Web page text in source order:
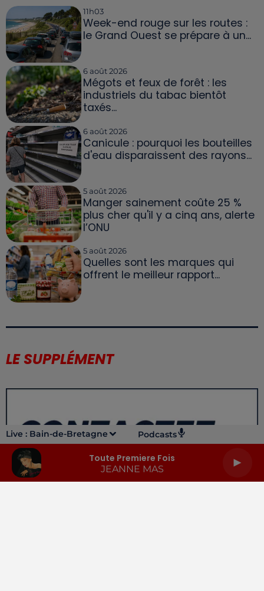
Live : Bain-de-Bretagne Podcasts
Toute Premiere Fois
JEANNE MAS
11h03
Week-end rouge sur les routes :
le Grand Ouest se prépare à un...
6 août 2026
Mégots et feux de forêt : les
industriels du tabac bientôt
taxés...
6 août 2026
Canicule : pourquoi les bouteilles
d'eau disparaissent des rayons...
5 août 2026
Manger sainement coûte 25 %
plus cher qu'il y a cinq ans, alerte
l’ONU
5 août 2026
Quelles sont les marques qui
offrent le meilleur rapport...
LE SUPPLÉMENT